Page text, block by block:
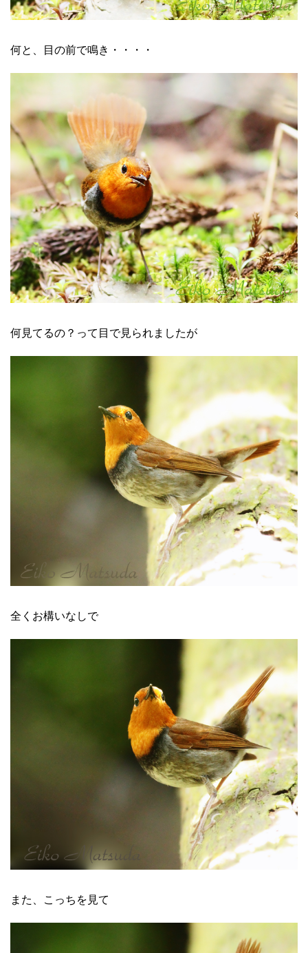
何と、目の前で鳴き・・・・
何見てるの？って目で見られましたが
全くお構いなしで
また、こっちを見て